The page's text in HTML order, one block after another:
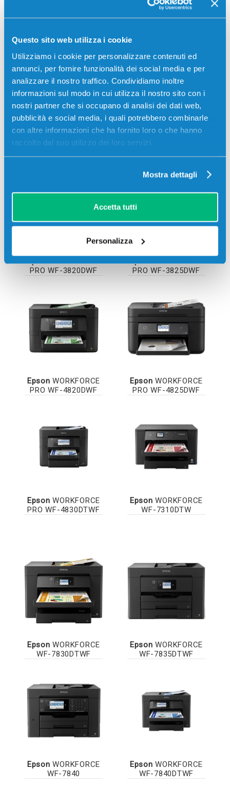
Questo sito web utilizza i cookie
Utilizziamo i cookie per personalizzare contenuti ed
annunci, per fornire funzionalità dei social media e per
analizzare il nostro traffico. Condividiamo inoltre
informazioni sul modo in cui utilizza il nostro sito con i
nostri partner che si occupano di analisi dei dati web,
pubblicità e social media, i quali potrebbero combinarle
con altre informazioni che ha fornito loro o che hanno
raccolto dal suo utilizzo dei loro servizi.
Mostra dettagli
Accetta tutti
Personalizza
Stampanti compatibili
EpsonWORKFORCE
PRO WF-3820DWF
EpsonWORKFORCE
PRO WF-3825DWF
Epson WORKFORCE
PRO WF-4820DWF
Epson WORKFORCE
PRO WF-4825DWF
Epson WORKFORCE
PRO WF-4830DTWF
Epson WORKFORCE
WF-7310DTW
Epson WORKFORCE
WF-7830DTWF
Epson WORKFORCE
WF-7835DTWF
Epson WORKFORCE
WF-7840
Epson WORKFORCE
WF-7840DTWF